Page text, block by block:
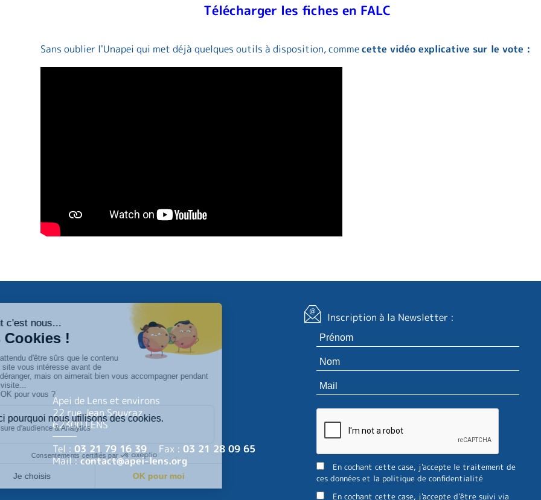
Télécharger les fiches en FALC
Sans oublier l'Unapei qui met déjà quelques outils à disposition, commecette vidéo explicative sur le vote :
Apei de Lens et environs
22 rue Jean Souvraz
62300 LENS
Tel :03 21 79 16 39 Fax :03 21 28 09 65
Mail :contact@apei-lens.org
Inscription à la Newsletter :
En cochant cette case, j'accepte le traitement de
ces données et la politique de confidentialité
En cochant cette case, j'accepte d'être suivi via